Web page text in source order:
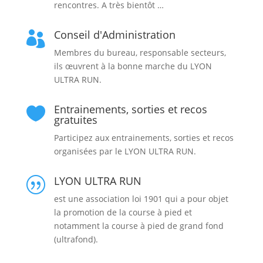
rencontres. A très bientôt …
 Conseil d'Administration
Membres du bureau, responsable secteurs,
ils œuvrent à la bonne marche du LYON
ULTRA RUN.
 Entrainements, sorties et recos
gratuites
Participez aux entrainements, sorties et recos
organisées par le LYON ULTRA RUN.
| LYON ULTRA RUN
est une association loi 1901 qui a pour objet
la promotion de la course à pied et
notamment la course à pied de grand fond
(ultrafond).